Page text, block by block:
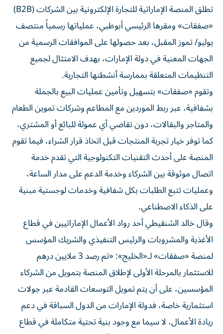
تطلق المنصة الإماراتية للتجارة الإلكترونية بين الشركات (B2B)
«صفقات» ومقرها الرئيسي أبوظبي، عملياتها رسمياً منتصف
يوليو/ تموز المقبل، بعد حصولها على الموافقات الرسمية من
الجهات المعنية في دولة الإمارات، بهدف الامتثال لجميع
التنظيمات المتعلقة بممارسة أنشطتها التجارية.
وتقوم «صفقات» بتسهيل وتأمين عمليات البيع بالجملة
بشفافية، عبر ربط الموردين مع المطاعم وشركات تموين الطعام
والمتاجر والبقالات، دون تقاضي أي عمولة للبائع أو المشتري،
كما توفر خيار تجربة المنتجات قبل اتخاذ قرار الشراء، فيما تقوم
المنصة على أحدث التقنيات التكنولوجية التي تقدم خدمة
اتصال موثوقة بين الشركاء وخدمة الدعم على مدار الساعة،
وعمليات تتبع الطلبات بكل شفافية وخدمات لوجستية مبنية
على الذكاء الاصطناعي.
وقال خالد الشنقيطي أحد رواد الأعمال الإماراتيين في قطاع
الأغذية والمشروبات والرئيس التنفيذي والشريك المؤسس
لمنصة «صفقات» لـ«الخليج»: «تم رصد 3 ملايين درهم
للاستثمار بالمرحلة الأولى لإطلاق المنصة بتمويل من الشركاء
المؤسسين، على أن يتم تمويل التوسعات القادمة عبر جولات
استثمارية خاصة، فدولة الإمارات من الدول السباقة في دعم
ريادة الأعمال، لا سيما مع وجود بنية تحتية متكاملة في قطاع